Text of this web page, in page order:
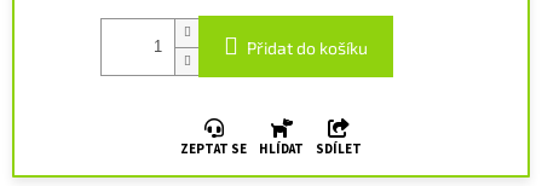
Přidat do košíku
ZEPTAT SE HLÍDAT SDÍLET